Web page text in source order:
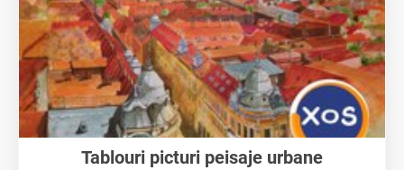
Tablouri picturi peisaje urbane